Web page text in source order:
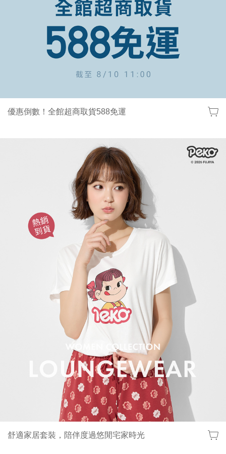
優惠倒數！全館超商取貨588免運
舒適家居套裝，陪伴度過悠閒宅家時光